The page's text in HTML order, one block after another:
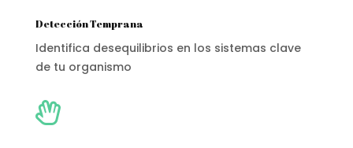
Detección Temprana
Identifica desequilibrios en los sistemas clave
de tu organismo
